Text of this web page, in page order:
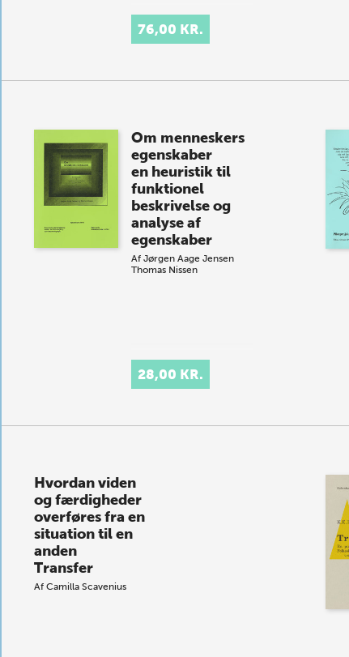
76,00 KR.
Om menneskers
egenskaber
en heuristik til
funktionel
beskrivelse og
analyse af
egenskaber
Af Jørgen Aage Jensen
Thomas Nissen
28,00 KR.
Hvordan viden
og færdigheder
overføres fra en
situation til en
anden
Transfer
AfCamilla Scavenius